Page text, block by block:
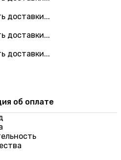
доставки...
доставки...
доставки...
об оплате